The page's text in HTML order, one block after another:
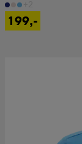
199,-